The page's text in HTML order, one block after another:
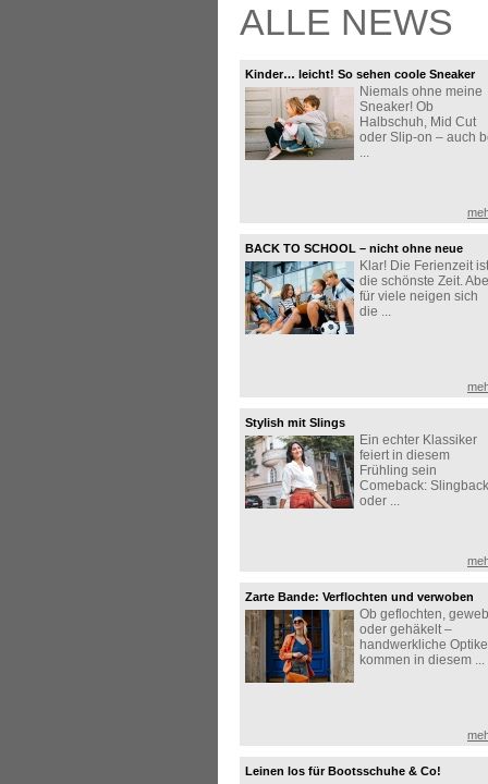
ALLE NEWS
Kinder… leicht! So sehen coole Sneaker
aus!
Niemals ohne meine
Sneaker! Ob
Halbschuh, Mid Cut
oder Slip-on – auch
...
BACK TO SCHOOL – nicht ohne neue
Sneaker!
Klar! Die Ferienzeit ist
die schönste Zeit.
für viele neigen sich
die ...
Stylish mit Slings
Ein echter Klassiker
feiert in diesem
Frühling sein
Comeback:
oder ...
Zarte Bande: Verflochten und verwoben
Ob geflochten,
oder gehäkelt –
handwerkliche
kommen in diesem ...
Leinen los für Bootsschuhe & Co!